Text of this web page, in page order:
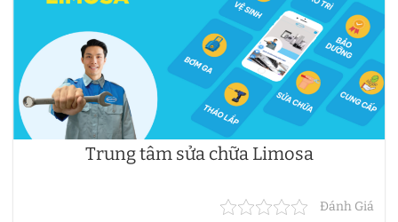
Trung tâm sửa chữa Limosa
Đánh Giá